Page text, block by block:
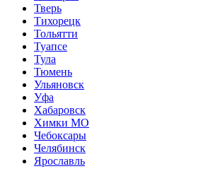
Тверь
Тихорецк
Тольятти
Туапсе
Тула
Тюмень
Ульяновск
Уфа
Хабаровск
Химки МО
Чебоксары
Челябинск
Ярославль